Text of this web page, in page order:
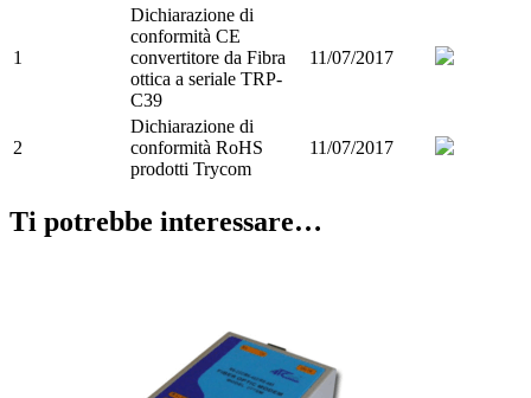
1
Dichiarazione di
conformità CE
convertitore da Fibra
ottica a seriale TRP-
C39
11/07/2017
2
Dichiarazione di
conformità RoHS
prodotti Trycom
11/07/2017
Ti potrebbe interessare…